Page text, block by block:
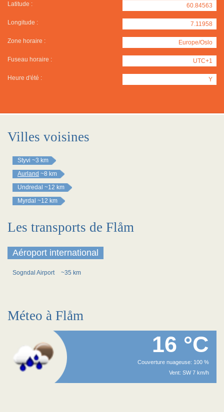
Latitude : 60.84563
Longitude : 7.11958
Zone horaire : Europe/Oslo
Fuseau horaire : UTC+1
Heure d'été : Y
Villes voisines
Styvi ~3 km
Aurland ~8 km
Undredal ~12 km
Myrdal ~12 km
Les transports de Flåm
Aéroport international
Sogndal Airport ~35 km
Méteo à Flåm
16 °C
Couverture nuageuse: 100 %
Vent: SW 7 km/h